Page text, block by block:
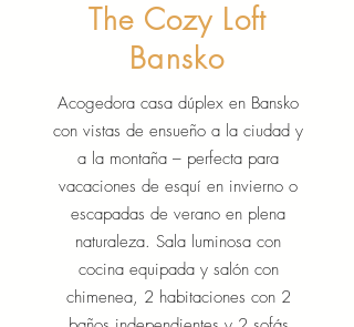
The Cozy Loft
Bansko
Acogedora casa dúplex en Bansko
con vistas de ensueño a la ciudad y
a la montaña – perfecta para
vacaciones de esquí en invierno o
escapadas de verano en plena
naturaleza. Sala luminosa con
cocina equipada y salón con
chimenea, 2 habitaciones con 2